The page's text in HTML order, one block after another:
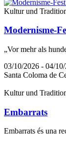
Kultur und
Modernisme-
„Vor mehr als
03/10/2026 - 04/
Santa Coloma de
Kultur und
Embarrats
Embarrats és una